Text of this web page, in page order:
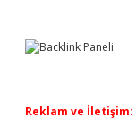
Reklam ve İletişim: